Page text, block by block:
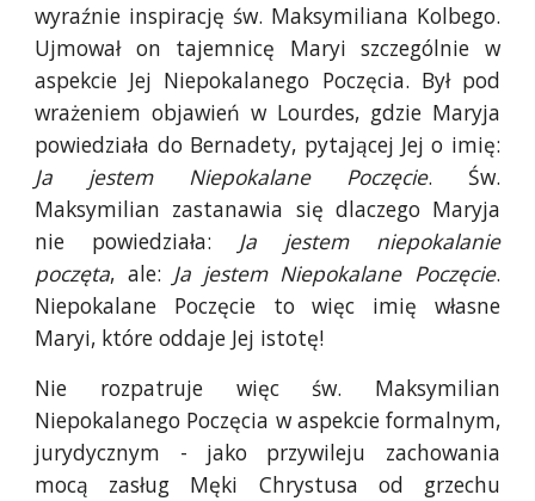
wyraźnie inspirację św. Maksymiliana Kolbego.
Ujmował on tajemnicę Maryi szczególnie w
aspekcie Jej Niepokalanego Poczęcia. Był pod
wrażeniem objawień w Lourdes, gdzie Maryja
powiedziała do Bernadety, pytającej Jej o imię:
Ja jestem Niepokalane Poczęcie. Św.
Maksymilian zastanawia się dlaczego Maryja
nie powiedziała: Ja jestem niepokalanie
poczęta, ale: Ja jestem Niepokalane Poczęcie.
Niepokalane Poczęcie to więc imię własne
Maryi, które oddaje Jej istotę!
Nie rozpatruje więc św. Maksymilian
Niepokalanego Poczęcia w aspekcie formalnym,
jurydycznym - jako przywileju zachowania
mocą zasług Męki Chrystusa od grzechu